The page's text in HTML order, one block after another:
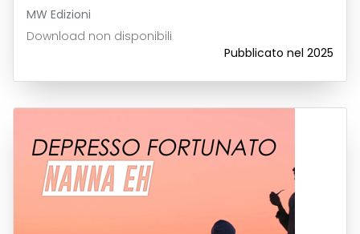
MW Edizioni
Download non disponibili
Pubblicato nel 2025